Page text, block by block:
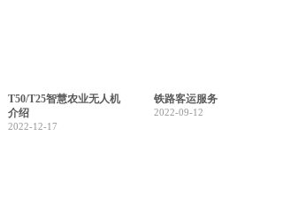
T50/T25智慧农业无人机
介绍
2022-12-17
铁路客运服务
2022-09-12